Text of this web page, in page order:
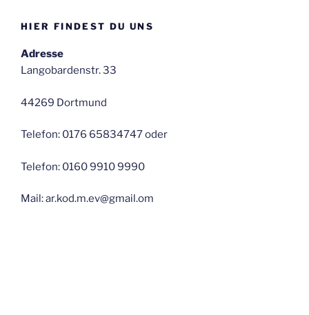
HIER FINDEST DU UNS
Adresse
Langobardenstr. 33
44269 Dortmund
Telefon: 0176 65834747 oder
Telefon: 0160 9910 9990
Mail: ar.kod.m.ev@gmail.om